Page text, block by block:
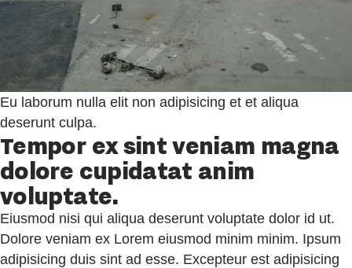
Eu laborum nulla elit non adipisicing et et aliqua
deserunt culpa.
Tempor ex sint veniam magna
dolore cupidatat anim
voluptate.
Eiusmod nisi qui aliqua deserunt voluptate dolor id ut.
Dolore veniam ex Lorem eiusmod minim minim. Ipsum
adipisicing duis sint ad esse. Excepteur est adipisicing